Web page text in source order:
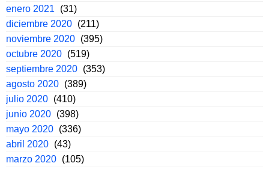
enero 2021
(31)
diciembre 2020 (211)
noviembre 2020 (395)
octubre 2020 (519)
septiembre 2020 (353)
agosto 2020 (389)
julio 2020 (410)
junio 2020 (398)
mayo 2020 (336)
abril 2020 (43)
marzo 2020 (105)